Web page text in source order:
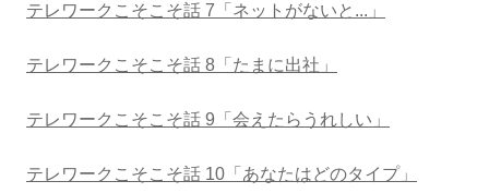
テレワークこそこそ話 7「ネットがないと...」
テレワークこそこそ話 8「たまに出社」
テレワークこそこそ話 9「会えたらうれしい」
テレワークこそこそ話 10「あなたはどのタイプ」